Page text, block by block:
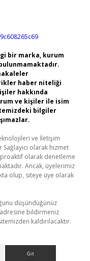
bir marka, kurum
haber niteliği
hakkında
ve kişiler ile isim
bilgiler
ve İletişim
olarak hizmet
olarak denetleme
Ancak, üyelerimiz
olup, siteye üye olarak
düşündüğünüz
adresine bildirmeniz
kaldırılacaktır.